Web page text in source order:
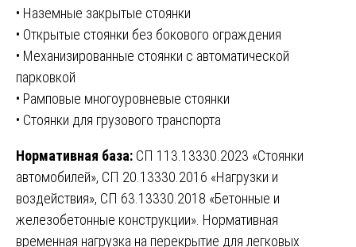
• Наземные закрытые стоянки
• Открытые стоянки без бокового ограждения
• Механизированные стоянки с автоматической
парковкой
• Рамповые многоуровневые стоянки
• Стоянки для грузового транспорта
Нормативная база: СП 113.13330.2023 «Стоянки
автомобилей», СП 20.13330.2016 «Нагрузки и
воздействия», СП 63.13330.2018 «Бетонные и
железобетонные конструкции». Нормативная
временная нагрузка на перекрытие для легковых